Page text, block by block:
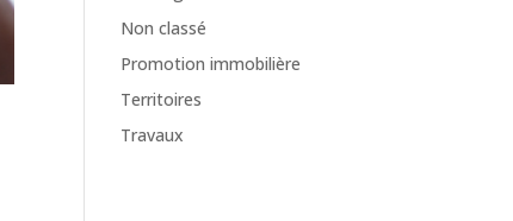
Non classé
Promotion immobilière
Territoires
Travaux